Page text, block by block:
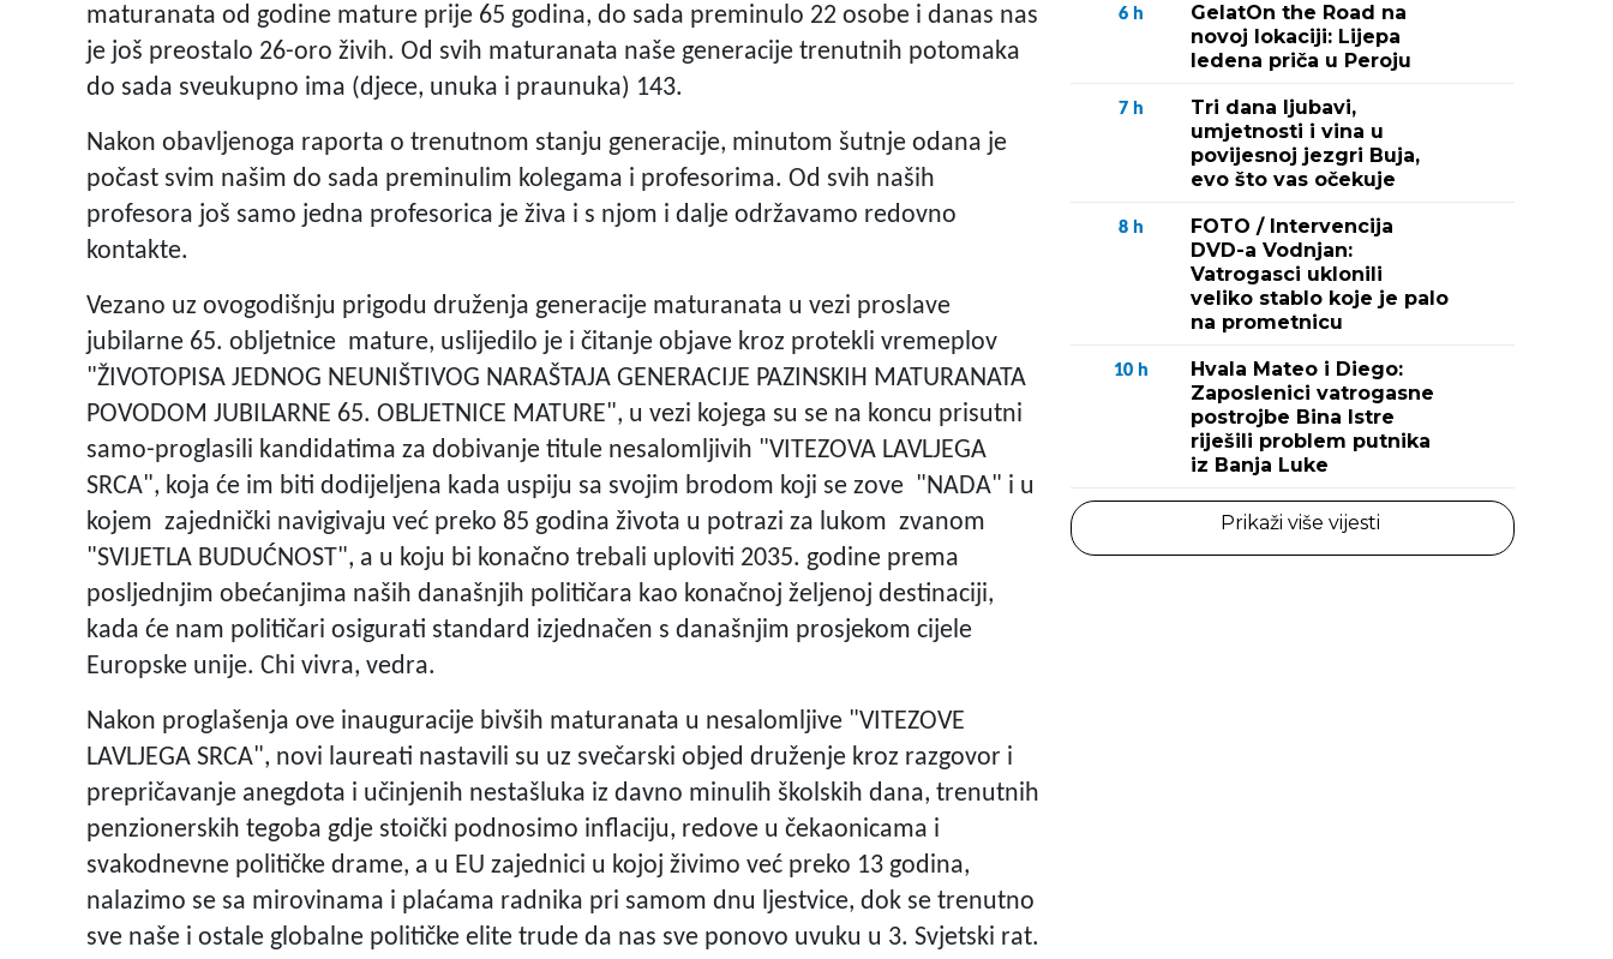
maturanata od godine mature prije 65 godina, do sada preminulo 22 osobe i danas nas
je još preostalo 26-oro živih. Od svih maturanata naše generacije trenutnih potomaka
do sada sveukupno ima (djece, unuka i praunuka) 143.
Nakon obavljenoga raporta o trenutnom stanju generacije, minutom šutnje odana je
počast svim našim do sada preminulim kolegama i profesorima. Od svih naših
profesora još samo jedna profesorica je živa i s njom i dalje održavamo redovno
kontakte.
Vezano uz ovogodišnju prigodu druženja generacije maturanata u vezi proslave
jubilarne 65. obljetnice mature, uslijedilo je i čitanje objave kroz protekli vremeplov
"ŽIVOTOPISA JEDNOG NEUNIŠTIVOG NARAŠTAJA GENERACIJE PAZINSKIH MATURANATA
POVODOM JUBILARNE 65. OBLJETNICE MATURE", u vezi kojega su se na koncu prisutni
samo-proglasili kandidatima za dobivanje titule nesalomljivih "VITEZOVA LAVLJEGA
SRCA", koja će im biti dodijeljena kada uspiju sa svojim brodom koji se zove "NADA" i u
kojem zajednički navigivaju već preko 85 godina života u potrazi za lukom zvanom
"SVIJETLA BUDUĆNOST", a u koju bi konačno trebali uploviti 2035. godine prema
posljednjim obećanjima naših današnjih političara kao konačnoj željenoj destinaciji,
kada će nam političari osigurati standard izjednačen s današnjim prosjekom cijele
Europske unije. Chi vivra, vedra.
Nakon proglašenja ove inauguracije bivših maturanata u nesalomljive "VITEZOVE
LAVLJEGA SRCA", novi laureati nastavili su uz svečarski objed druženje kroz razgovor i
prepričavanje anegdota i učinjenih nestašluka iz davno minulih školskih dana, trenutnih
penzionerskih tegoba gdje stoički podnosimo inflaciju, redove u čekaonicama i
svakodnevne političke drame, a u EU zajednici u kojoj živimo već preko 13 godina,
nalazimo se sa mirovinama i plaćama radnika pri samom dnu ljestvice, dok se trenutno
sve naše i ostale globalne političke elite trude da nas sve ponovo uvuku u 3. Svjetski rat.
6 h
GelatOn the Road na
novoj lokaciji: Lijepa
ledena priča u Peroju
7 h
Tri dana ljubavi,
umjetnosti i vina u
povijesnoj jezgri Buja,
evo što vas očekuje
8 h
FOTO / Intervencija
DVD-a Vodnjan:
Vatrogasci uklonili
veliko stablo koje je palo
na prometnicu
10 h
Hvala Mateo i Diego:
Zaposlenici vatrogasne
postrojbe Bina Istre
riješili problem putnika
iz Banja Luke
Prikaži više vijesti